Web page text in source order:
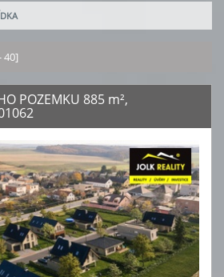
40]
POZEMKU 885 m²,